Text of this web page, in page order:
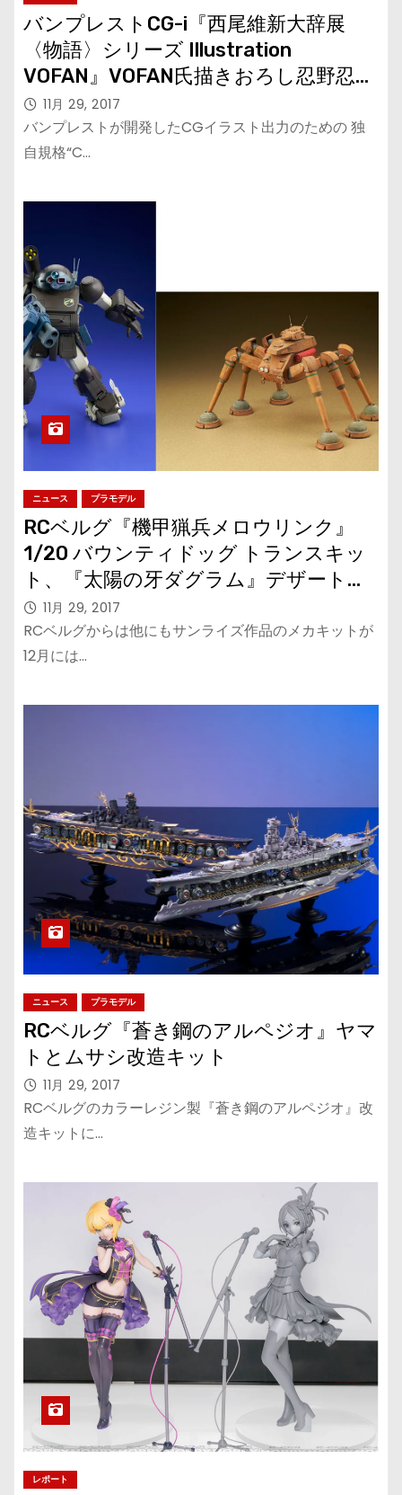
バンプレストCG-i『西尾維新大辞展
〈物語〉シリーズ Illustration
VOFAN』VOFAN氏描きおろし忍野忍受
注開始！
11月 29, 2017
バンプレストが開発したCGイラスト出力のための 独
自規格“C…
ニュース プラモデル
RCベルグ『機甲猟兵メロウリンク』
1/20 バウンティドッグ トランスキッ
ト、『太陽の牙ダグラム』デザートガ
ンナーなどサンライズメカをレジンキ
ャストキットで
11月 29, 2017
RCベルグからは他にもサンライズ作品のメカキットが
12月には…
ニュース プラモデル
RCベルグ『蒼き鋼のアルペジオ』ヤマ
トとムサシ改造キット
11月 29, 2017
RCベルグのカラーレジン製『蒼き鋼のアルペジオ』改
造キットに…
レポート